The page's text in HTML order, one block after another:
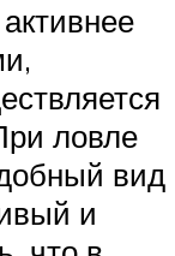
ловле
вид
и